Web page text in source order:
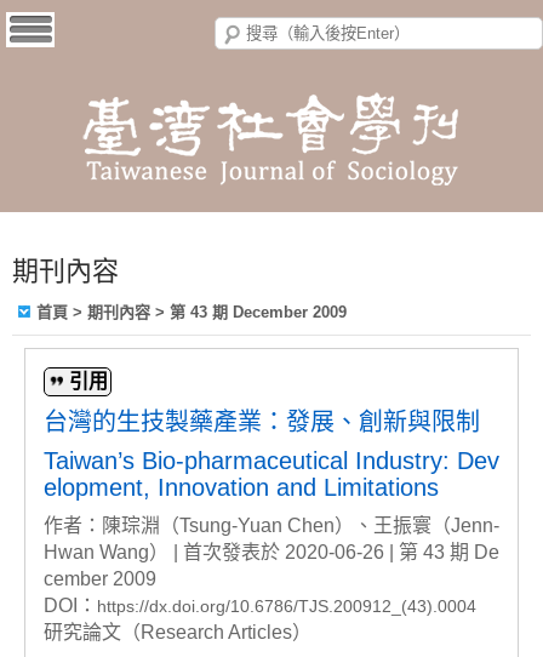
期刊內容
首頁 > 期刊內容 > 第 43 期 December 2009
引用
台灣的生技製藥產業：發展、創新與限制
Taiwan’s Bio-pharmaceutical Industry: Dev
elopment, Innovation and Limitations
作者：陳琮淵（Tsung-Yuan Chen）、王振寰（Jenn-
Hwan Wang） | 首次發表於 2020-06-26 | 第 43 期 De
cember 2009
DOI： https://dx.doi.org/10.6786/TJS.200912_(43).0004
研究論文（Research Articles）